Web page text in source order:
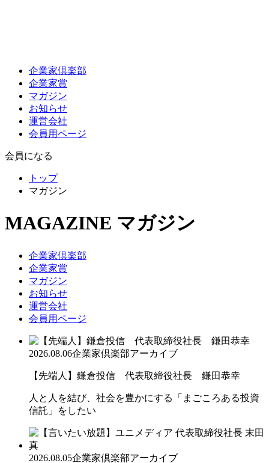
企業家倶楽部
企業家賞
マガジン
お知らせ
運営会社
会員用ページ
会員になる
トップ
マガジン
MAGAZINE マガジン
企業家倶楽部
企業家賞
マガジン
お知らせ
運営会社
会員用ページ
2026.08.06企業家倶楽部アーカイブ
【先端人】鎌倉投信 代表取締役社長 鎌田恭幸
人と人を結び、社会を豊かにする「まごころある投資
信託」をしたい
2026.08.05企業家倶楽部アーカイブ